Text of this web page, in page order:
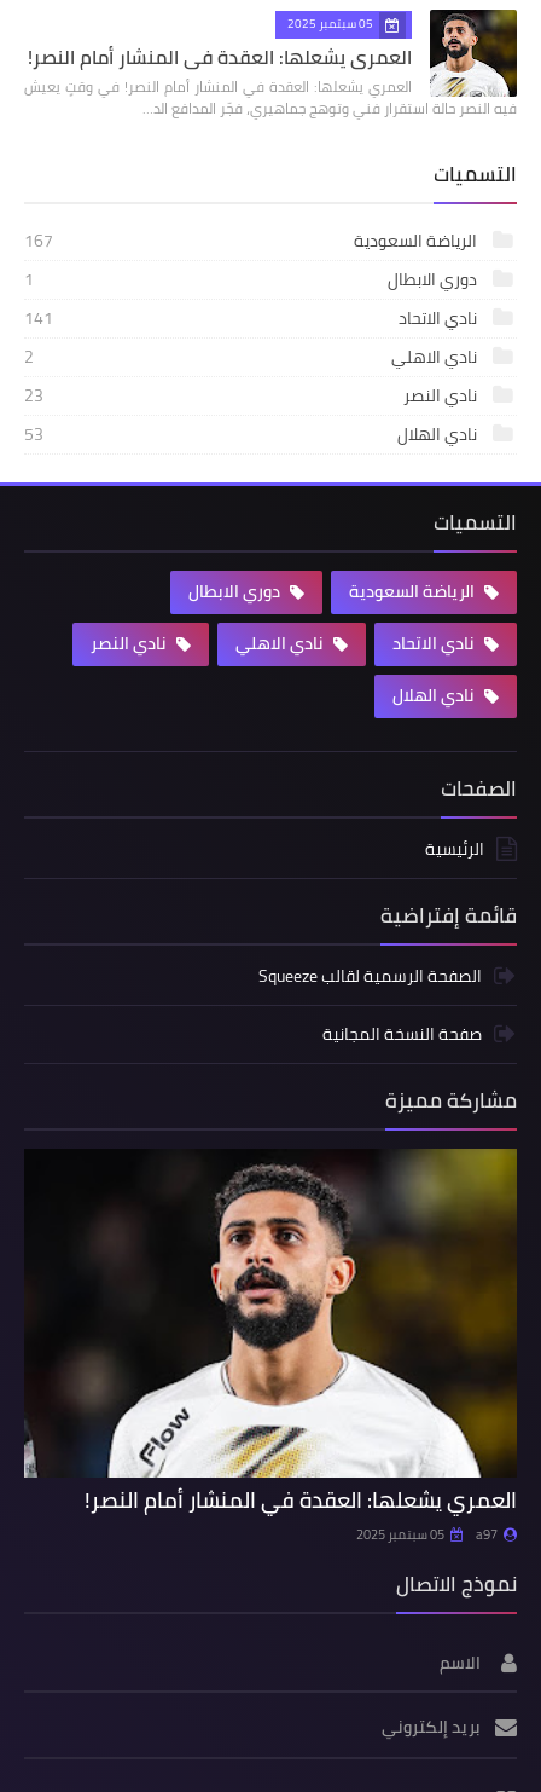
05 سبتمبر 2025
العمري يشعلها: العقدة في المنشار أمام النصر!
العمري يشعلها: العقدة في المنشار أمام النصر! في وقتٍ يعيش
فيه النصر حالة استقرار فني وتوهج جماهيري، فجّر المدافع الد…
التسميات
الرياضة السعودية
167
دوري الابطال
1
نادي الاتحاد
141
نادي الاهلي
2
نادي النصر
23
نادي الهلال
53
التسميات
الرياضة السعودية
دوري الابطال
نادي الاتحاد
نادي الاهلي
نادي النصر
نادي الهلال
الصفحات
الرئيسية
قائمة إفتراضية
الصفحة الرسمية لقالب Squeeze
صفحة النسخة المجانية
مشاركة مميزة
العمري يشعلها: العقدة في المنشار أمام النصر!
a97 05 سبتمبر 2025
نموذج الاتصال
الاسم
بريد إلكتروني